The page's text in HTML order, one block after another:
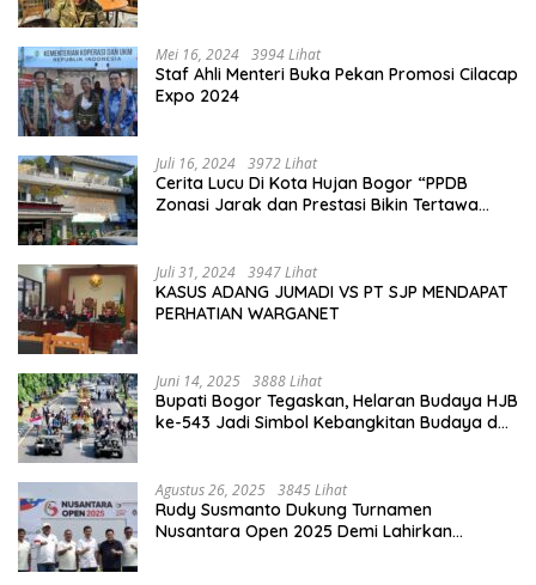
Mei 16, 2024 3994 Lihat
Staf Ahli Menteri Buka Pekan Promosi Cilacap
Expo 2024
Juli 16, 2024 3972 Lihat
Cerita Lucu Di Kota Hujan Bogor “PPDB
Zonasi Jarak dan Prestasi Bikin Tertawa
Juli 31, 2024 3947 Lihat
KASUS ADANG JUMADI VS PT SJP MENDAPAT
PERHATIAN WARGANET
Juni 14, 2025 3888 Lihat
Bupati Bogor Tegaskan, Helaran Budaya HJB
ke-543 Jadi Simbol Kebangkitan Budaya dan
Agustus 26, 2025 3845 Lihat
Rudy Susmanto Dukung Turnamen
Nusantara Open 2025 Demi Lahirkan